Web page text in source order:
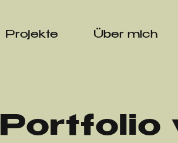
Projekte Über mich
Portfolio